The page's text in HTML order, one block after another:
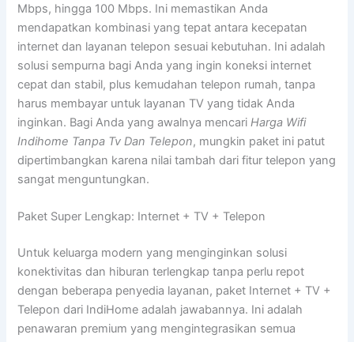
Mbps, hingga 100 Mbps. Ini memastikan Anda
mendapatkan kombinasi yang tepat antara kecepatan
internet dan layanan telepon sesuai kebutuhan. Ini adalah
solusi sempurna bagi Anda yang ingin koneksi internet
cepat dan stabil, plus kemudahan telepon rumah, tanpa
harus membayar untuk layanan TV yang tidak Anda
inginkan. Bagi Anda yang awalnya mencariHarga Wifi
Indihome Tanpa Tv Dan Telepon, mungkin paket ini patut
dipertimbangkan karena nilai tambah dari fitur telepon yang
sangat menguntungkan.
Paket Super Lengkap: Internet + TV + Telepon
Untuk keluarga modern yang menginginkan solusi
konektivitas dan hiburan terlengkap tanpa perlu repot
dengan beberapa penyedia layanan, paket Internet + TV +
Telepon dari IndiHome adalah jawabannya. Ini adalah
penawaran premium yang mengintegrasikan semua